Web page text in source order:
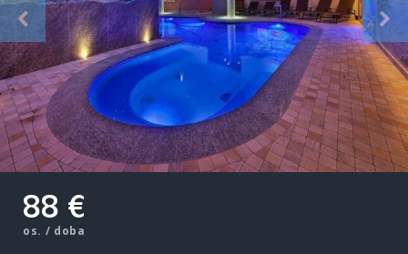
88 €
os. / doba